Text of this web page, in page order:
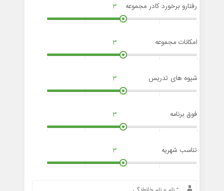
رفتارو برخورد کادر مجموعه 3
امکانات مجموعه 3
شیوه های تدریس 3
فوق برنامه 3
تناسب شهریه 3